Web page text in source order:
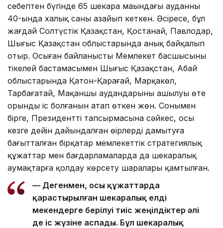
себептен бүгінде 65 шекара маңындағы ауданның
40-ында халық саны азайып кеткен. Әсіресе, бұл
жағдай Солтүстік Қазақстан, Қостанай, Павлодар,
Шығыс Қазақстан облыстарында анық байқалып
отыр. Осыған байланысты Мемлекет басшысының
тікелей бастамасымен Шығыс Қазақстан, Абай
облыстарында Қатон-Қарағай, Марқакөл,
Тарбағатай, Мақаншы аудандарының ашылуы өте
орынды іс болғанын атап өткен жөн. Сонымен
бірге, Президенттің тапсырмасына сәйкес, осы
кезге дейін дайындалған өңірлерді дамытуға
бағытталған бірқатар мемлекеттік стратегиялық
құжаттар мен бағдарламаларда да шекаралық
аумақтарға қолдау көрсету шаралары қамтылған.
— Дегенмен, осы құжаттарда
қарастырылған шекаралық елді
мекендерге берілуі тиіс жеңілдіктер әлі
де іс жүзіне аспады. Бұл шекаралық